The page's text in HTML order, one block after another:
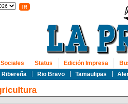
Ribereña Rio Bravo Tamaulipas
Sociales Status Edición Impresa